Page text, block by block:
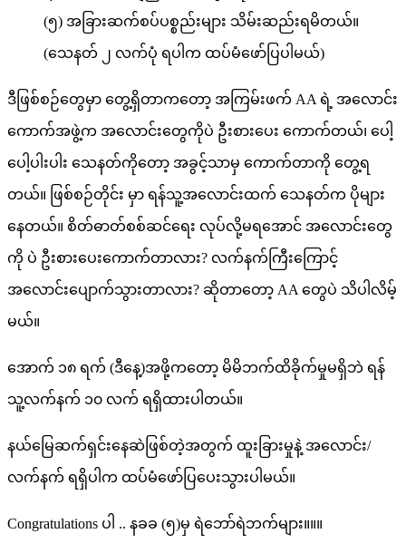
(၅) အခြားဆက်စပ်ပစ္စည်းများ သိမ်းဆည်းရမိတယ်။
(သေနတ် ၂ လက်ပုံ ရပါက ထပ်မံဖော်ပြပါမယ်)
ဒီဖြစ်စဉ်တွေမှာ တွေ့ရှိတာကတော့ အကြမ်းဖက် AA ရဲ့ အလောင်း
ကောက်အဖွဲ့က အလောင်းတွေကိုပဲ ဦးစားပေး ကောက်တယ်၊ ပေါ့
ပေါ့ပါးပါး သေနတ်ကိုတော့ အခွင့်သာမှ ကောက်တာကို တွေ့ရ
တယ်။ ဖြစ်စဉ်တိုင်း မှာ ရန်သူ့အလောင်းထက် သေနတ်က ပိုများ
နေတယ်။ စိတ်ဓာတ်စစ်ဆင်ရေး လုပ်လို့မရအောင် အလောင်းတွေ
ကို ပဲ ဦးစားပေးကောက်တာလား? လက်နက်ကြီးကြောင့်
အလောင်းပျောက်သွားတာလား? ဆိုတာတော့ AA တွေပဲ သိပါလိမ့်
မယ်။
အောက် ၁၈ ရက် (ဒီနေ့)အဖို့ကတော့ မိမိဘက်ထိခိုက်မှုမရှိဘဲ ရန်
သူ့လက်နက် ၁၀ လက် ရရှိထားပါတယ်။
နယ်မြေဆက်ရှင်းနေဆဲဖြစ်တဲ့အတွက် ထူးခြားမှုနဲ့ အလောင်း/
လက်နက် ရရှိပါက ထပ်မံဖော်ပြပေးသွားပါမယ်။
Congratulations ပါ .. နခခ (၅)မှ ရဲဘော်ရဲဘက်များ။။။